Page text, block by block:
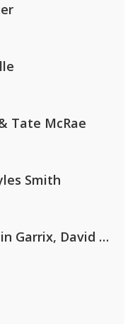
Tate McRae
Smith
AFROJACK, Martin Garrix, David Guetta & Amél